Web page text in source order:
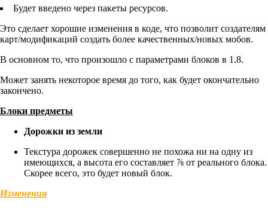
Будет введено через пакеты ресурсов.
Это сделает хорошие изменения в коде, что позволит создателям
карт/модификаций создать более качественных/новых мобов.
В основном то, что произошло с параметрами блоков в 1.8.
Может занять некоторое время до того, как будет окончательно
закончено.
Блоки предметы
Дорожки из земли
Текстура дорожек совершенно не похожа ни на одну из
имеющихся, а высота его составляет ⅞ от реального блока.
Скорее всего, это будет новый блок.
Изменения